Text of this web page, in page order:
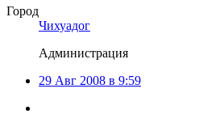
Город
Чихуадог
Администрация
29 Авг 2008 в 9:59